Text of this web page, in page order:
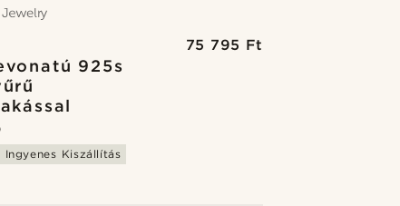
925s
75 795 Ft
Ingyenes Kiszállítás